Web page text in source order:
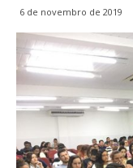
6 de novembro de 2019